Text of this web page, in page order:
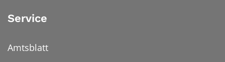
Service
Amtsblatt